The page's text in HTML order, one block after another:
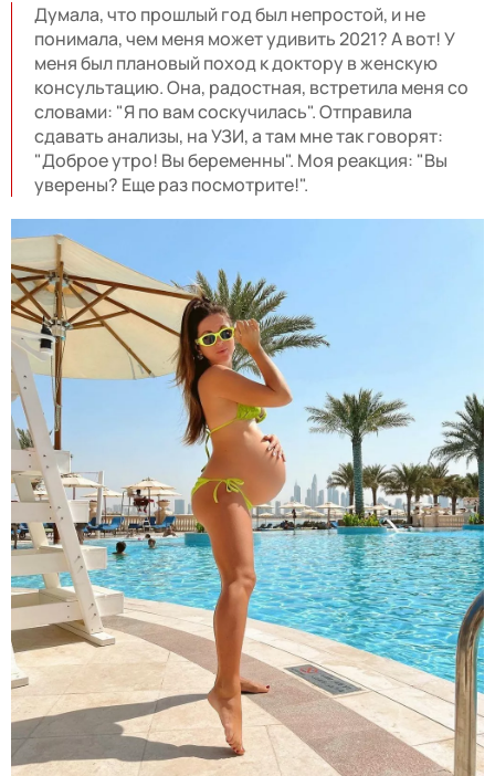
Думала, что прошлый год был непростой, и не
понимала, чем меня может удивить 2021? А вот! У
меня был плановый поход к доктору в женскую
консультацию. Она, радостная, встретила меня со
словами: "Я по вам соскучилась". Отправила
сдавать анализы, на УЗИ, а там мне так говорят:
"Доброе утро! Вы беременны". Моя реакция: "Вы
уверены? Еще раз посмотрите!".